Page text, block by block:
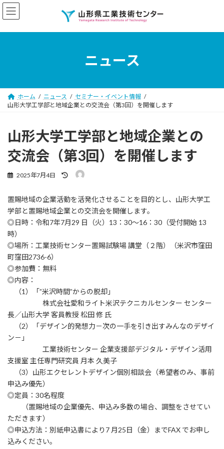
コ
ン
ン
ナ
ビ
ー
ニュース
ホーム ニュース
セミナー・イベント情報
山形大学工学部と地域企業との交流会（第3回）を開催します
山形大学工学部と地域企業との
交流会（第3回）を開催します
2025年7月4日
最
新
日
時
:
置賜地域の企業活動を活発化させることを目的とし、山形大学工
学部と置賜地域企業との交流会を開催します。
◎日時：令和7年7月29 日（火）13：30～16：30（受付開始 13
時）
◎場所：工業技術センター置賜試験場 講堂（２階）（米沢市窪田
町窪田2736-6）
◎参加費：無料
◎内容：
（1）「”米沢時間”からの脱却」
株式会社愛和ライト米沢テクニカルセンター センター
長／山形大学 客員教授 松田 修 氏
（2）「デザイン的発想力－次の一手を引き出すみんなのデザイ
ン－」
工業技術センター 企業支援部デジタル・デザイン活用
支援室 主任専門研究員 月本 久美子
（3）山形エクセレントデザイン個別相談会（希望者のみ、事前
申込み優先）
◎定員：30名程度
（置賜地域の企業優先、申込み多数の場合、調整をさせてい
ただきます）
◎申込方法：別紙申込書により7 月25日（金）までFAX でお申し
込みください。